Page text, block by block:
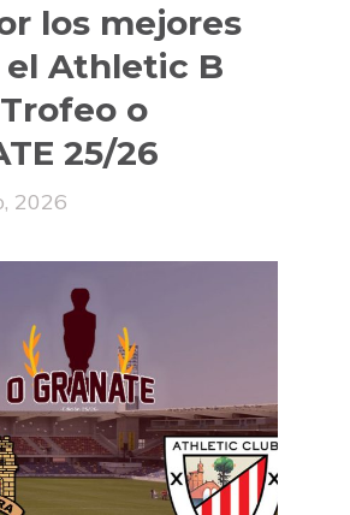
los mejores
Athletic B
o
25/26
2026